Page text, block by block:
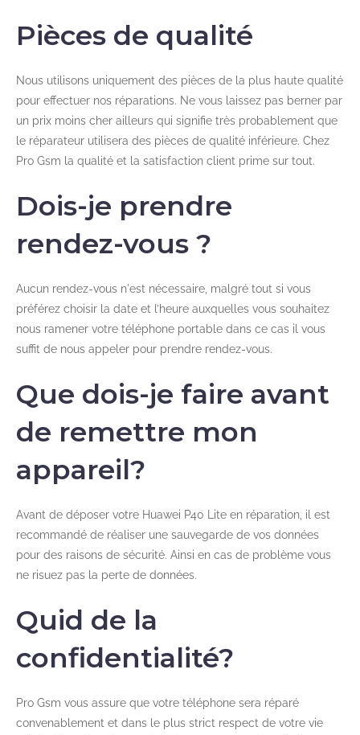
Pièces de qualité
Nous utilisons uniquement des pièces de la plus haute qualité
pour effectuer nos réparations. Ne vous laissez pas berner par
un prix moins cher ailleurs qui signifie très probablement que
le réparateur utilisera des pièces de qualité inférieure. Chez
Pro Gsm la qualité et la satisfaction client prime sur tout.
Dois-je prendre
rendez-vous ?
Aucun rendez-vous n'est nécessaire, malgré tout si vous
préférez choisir la date et l’heure auxquelles vous souhaitez
nous ramener votre téléphone portable dans ce cas il vous
suffit de nous appeler pour prendre rendez-vous.
Que dois-je faire avant
de remettre mon
appareil?
Avant de déposer votre Huawei P40 Lite en réparation, il est
recommandé de réaliser une sauvegarde de vos données
pour des raisons de sécurité. Ainsi en cas de problème vous
ne risuez pas la perte de données.
Quid de la
confidentialité?
Pro Gsm vous assure que votre téléphone sera réparé
convenablement et dans le plus strict respect de votre vie